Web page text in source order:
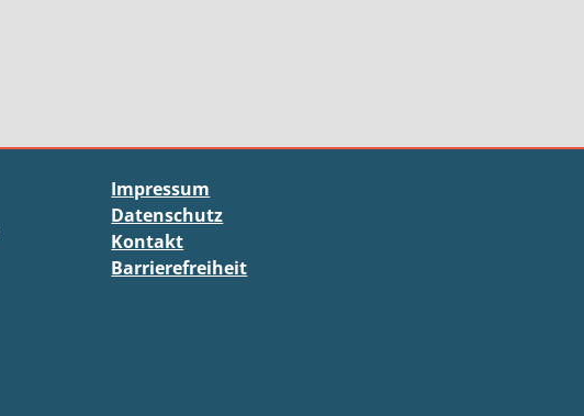
Impressum
Datenschutz
Kontakt
Barrierefreiheit